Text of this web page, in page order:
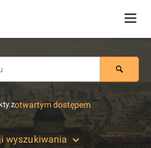
zotwartym dostępem
wyszukiwania